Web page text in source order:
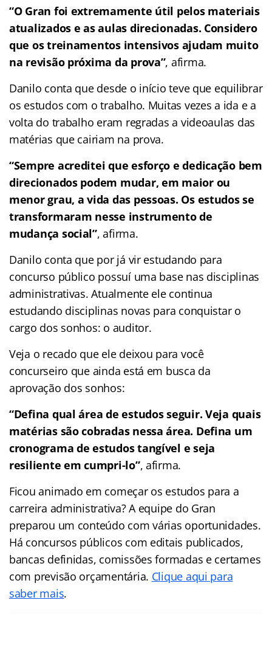
“O Gran foi extremamente útil pelos materiais
atualizados e as aulas direcionadas. Considero
que os treinamentos intensivos ajudam muito
na revisão próxima da prova”, afirma.
Danilo conta que desde o início teve que equilibrar
os estudos com o trabalho. Muitas vezes a ida e a
volta do trabalho eram regradas a videoaulas das
matérias que cairiam na prova.
“Sempre acreditei que esforço e dedicação bem
direcionados podem mudar, em maior ou
menor grau, a vida das pessoas. Os estudos se
transformaram nesse instrumento de
mudança social”, afirma.
Danilo conta que por já vir estudando para
concurso público possuí uma base nas disciplinas
administrativas. Atualmente ele continua
estudando disciplinas novas para conquistar o
cargo dos sonhos: o auditor.
Veja o recado que ele deixou para você
concurseiro que ainda está em busca da
aprovação dos sonhos:
“Defina qual área de estudos seguir. Veja quais
matérias são cobradas nessa área. Defina um
cronograma de estudos tangível e seja
resiliente em cumpri-lo”, afirma.
Ficou animado em começar os estudos para a
carreira administrativa? A equipe do Gran
preparou um conteúdo com várias oportunidades.
Há concursos públicos com editais publicados,
bancas definidas, comissões formadas e certames
com previsão orçamentária. Clique aqui para
saber mais.